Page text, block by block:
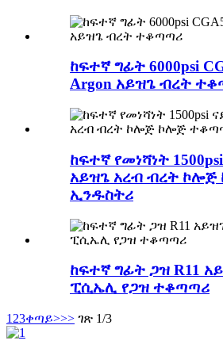
ከፍተኛ ግፊት 6000psi
Argon አይዝጌ ብረት
ከፍተኛ የመነሻነት
አይዝጌ አረብ ብረት
ኢንዱስትሪ
ከፍተኛ ግፊት ጋዝ R11
ፒሲኤሊ የጋዝ ተቆጣጣሪ
1 23ቀጣይ>>> ገጽ 1/3